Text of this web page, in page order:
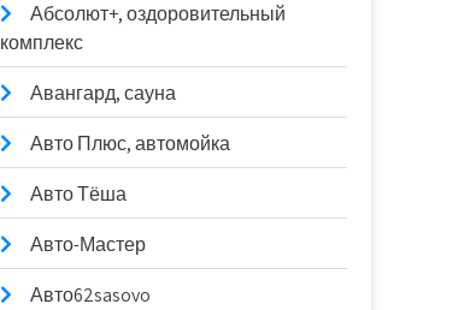
Абсолют+, оздоровительный
комплекс
Авангард, сауна
Авто Плюс, автомойка
Авто Тёша
Авто-Мастер
Авто62sasovo